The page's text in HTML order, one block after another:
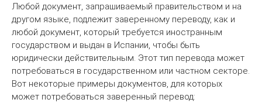
Любой документ, запрашиваемый правительством и на
другом языке, подлежит заверенному переводу, как и
любой документ, который требуется иностранным
государством и выдан в Испании, чтобы быть
юридически действительным. Этот тип перевода может
потребоваться в государственном или частном секторе.
Вот некоторые примеры документов, для которых
может потребоваться заверенный перевод: